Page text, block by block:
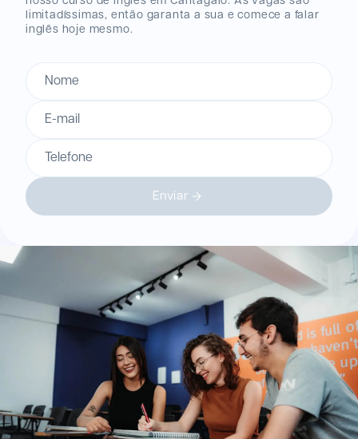
limitadíssimas, então garanta a sua e comece a falar
inglês hoje mesmo.
Nome
E-mail
Telefone
Enviar